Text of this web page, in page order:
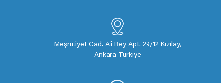
Meşrutiyet Cad. Ali Bey Apt. 29/12 Kızılay,
Ankara Türkiye